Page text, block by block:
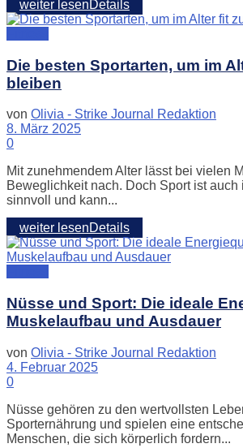
weiter lesen Details
Die besten Sportarten, um im
bleiben
von Olivia - Strike Journal Redaktion
8. März 2025
0
Mit zunehmendem Alter lässt bei vielen
Beweglichkeit nach. Doch Sport ist auch
sinnvoll und kann...
weiter lesenDetails
Nüsse und Sport: Die ideale
Muskelaufbau und Ausdauer
von Olivia - Strike Journal Redaktion
4. Februar 2025
0
Nüsse gehören zu den wertvollsten
Sporternährung und spielen eine
Menschen, die sich körperlich fordern...